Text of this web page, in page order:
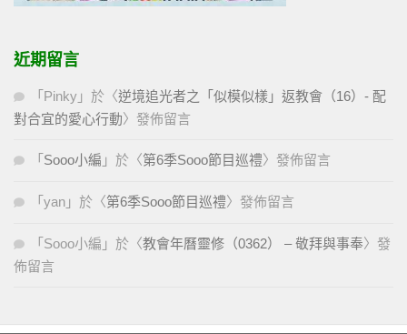
近期留言
「 Pinky 」於〈逆境追光者之「似模似樣」返教會（16）- 配
對合宜的愛心行動〉發佈留言
「 Sooo小編 」於〈第6季Sooo節目巡禮〉發佈留言
「 yan 」於〈第6季Sooo節目巡禮〉發佈留言
「 Sooo小編 」於〈教會年曆靈修（0362） – 敬拜與事奉〉發
佈留言